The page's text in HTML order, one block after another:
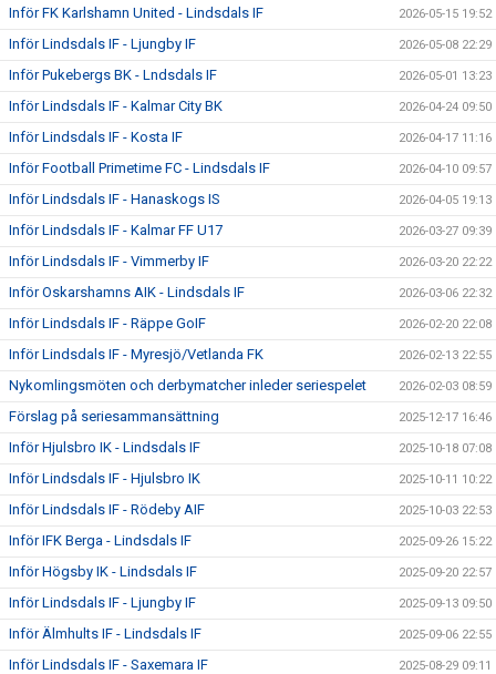
Inför FK Karlshamn United - Lindsdals IF 2026-05-15 19:52
Inför Lindsdals IF - Ljungby IF 2026-05-08 22:29
Inför Pukebergs BK - Lndsdals IF 2026-05-01 13:23
Inför Lindsdals IF - Kalmar City BK 2026-04-24 09:50
Inför Lindsdals IF - Kosta IF 2026-04-17 11:16
Inför Football Primetime FC - Lindsdals IF 2026-04-10 09:57
Inför Lindsdals IF - Hanaskogs IS 2026-04-05 19:13
Inför Lindsdals IF - Kalmar FF U17 2026-03-27 09:39
Inför Lindsdals IF - Vimmerby IF 2026-03-20 22:22
Inför Oskarshamns AIK - Lindsdals IF 2026-03-06 22:32
Inför Lindsdals IF - Räppe GoIF 2026-02-20 22:08
Inför Lindsdals IF - Myresjö/Vetlanda FK 2026-02-13 22:55
Nykomlingsmöten och derbymatcher inleder seriespelet 2026-02-03 08:59
Förslag på seriesammansättning 2025-12-17 16:46
Inför Hjulsbro IK - Lindsdals IF 2025-10-18 07:08
Inför Lindsdals IF - Hjulsbro IK 2025-10-11 10:22
Inför Lindsdals IF - Rödeby AIF 2025-10-03 22:53
Inför IFK Berga - Lindsdals IF 2025-09-26 15:22
Inför Högsby IK - Lindsdals IF 2025-09-20 22:57
Inför Lindsdals IF - Ljungby IF 2025-09-13 09:50
Inför Älmhults IF - Lindsdals IF 2025-09-06 22:55
Inför Lindsdals IF - Saxemara IF 2025-08-29 09:11